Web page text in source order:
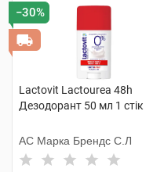
−30%
Lactovit Lactourea 48h
Дезодорант 50 мл 1 стік
АС Марка Брендс С.Л